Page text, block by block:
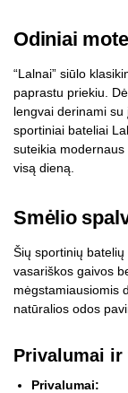
Odiniai
“Lalnai” siūlo
paprastu priekiu.
lengvai derinami
sportiniai bateliai
suteikia
visą dieną.
Smėlio
Šių sportinių
vasariškos gaivos
mėgstamiausiomis
natūralios odos
Privalumai ir
Privalumai: